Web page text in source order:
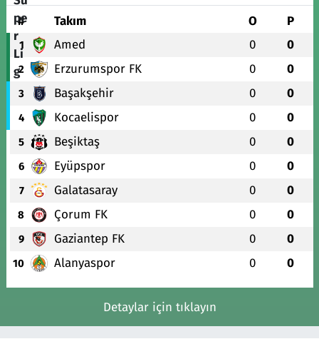
# Takım O P
1 Amed 0 0
2 Erzurumspor FK 0 0
3 Başakşehir 0 0
4 Kocaelispor 0 0
5 Beşiktaş 0 0
6 Eyüpspor 0 0
7 Galatasaray 0 0
8 Çorum FK 0 0
9 Gaziantep FK 0 0
10 Alanyaspor 0 0
Detaylar için tıklayın